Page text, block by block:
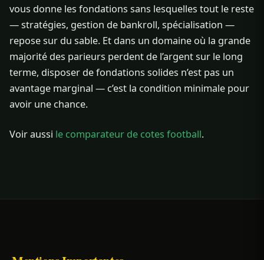
vous donne les fondations sans lesquelles tout le reste
— stratégies, gestion de bankroll, spécialisation —
repose sur du sable. Et dans un domaine où la grande
majorité des parieurs perdent de l’argent sur le long
terme, disposer de fondations solides n’est pas un
avantage marginal — c’est la condition minimale pour
avoir une chance.
Voir aussi le comparateur de cotes football.